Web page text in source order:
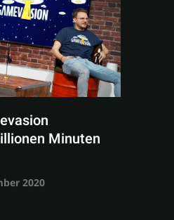
Minuten
2020